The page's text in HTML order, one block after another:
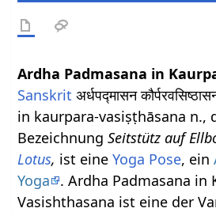
Ardha Padmasana in
Sanskrit अर्धपद्मासन
in kaurpara-vasiṣṭhāsana n.,
BezeichnungSeitstütz auf
Lotus, ist eineYoga Pose, ein
Yoga
. Ardha Padmasana in
Vasishthasana ist eine der